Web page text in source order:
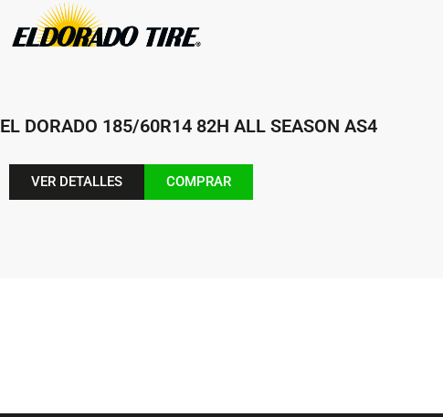
EL DORADO 185/60R14 82H ALL SEASON AS4
VER DETALLES COMPRAR